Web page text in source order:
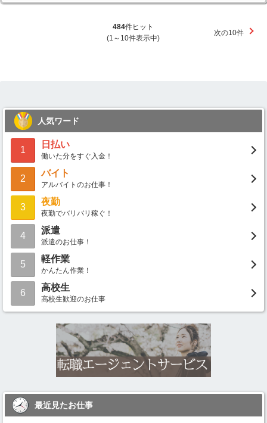
484件ヒット
(1～10件表示中)
次の10件
人気ワード
1
日払い
働いた分をすぐ入金！
2
バイト
アルバイトのお仕事！
3
夜勤
夜勤でバリバリ稼ぐ！
4
派遣
派遣のお仕事！
5
軽作業
かんたん作業！
6
高校生
高校生歓迎のお仕事
最近見たお仕事